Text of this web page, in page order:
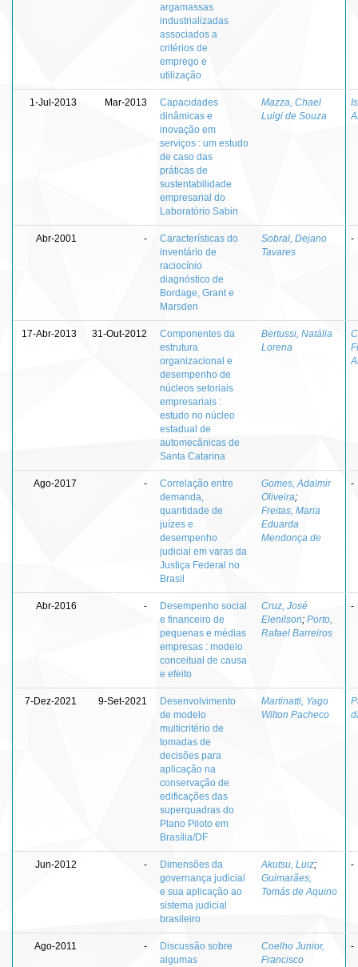
argamassas
industrializadas
associados a
critérios de
emprego e
utilização
1-Jul-2013 Mar-2013
Capacidades
dinâmicas e
inovação em
serviços : um estudo
de caso das
práticas de
sustentabilidade
empresarial do
Laboratório Sabin
Mazza, Chael
Luigi de Souza
Abr-2001 -
Características do
inventário de
raciocínio
diagnóstico de
Bordage, Grant e
Marsden
Sobral, Dejano
Tavares
-
17-Abr-2013 31-Out-2012
Componentes da
estrutura
organizacional e
desempenho de
núcleos setoriais
empresariais :
estudo no núcleo
estadual de
automecânicas de
Santa Catarina
Bertussi, Natália
Lorena
Ago-2017 -
Correlação entre
demanda,
quantidade de
juízes e
desempenho
judicial em varas da
Justiça Federal no
Brasil
Gomes, Adalmir
Oliveira;
Freitas, Maria
Eduarda
Mendonça de
-
Abr-2016 -
Desempenho social
e financeiro de
pequenas e médias
empresas : modelo
conceitual de causa
e efeito
Cruz, José
Elenilson; Porto,
Rafael Barreiros
-
7-Dez-2021 9-Set-2021
Desenvolvimento
de modelo
multicritério de
tomadas de
decisões para
aplicação na
conservação de
edificações das
superquadras do
Plano Piloto em
Brasília/DF
Martinatti, Yago
Wilton Pacheco
Jun-2012 -
Dimensões da
governança judicial
e sua aplicação ao
sistema judicial
brasileiro
Akutsu, Luiz;
Guimarães,
Tomás de Aquino
-
Ago-2011 -
Discussão sobre
algumas
Coelho Junior,
Francisco
-